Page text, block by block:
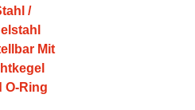
/
Mit
O-Ring